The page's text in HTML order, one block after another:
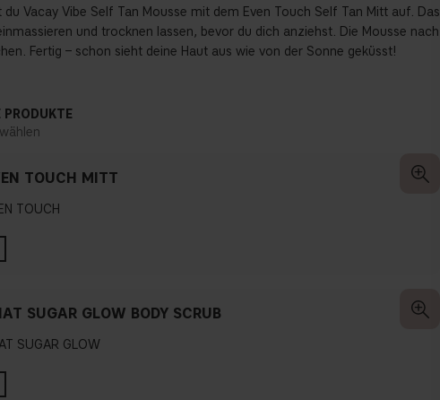
Vacay Vibe Self Tan Mousse mit dem Even Touch Self Tan Mitt auf. Das
und trocknen lassen, bevor du dich anziehst. Die Mousse nach
Fertig – schon sieht deine Haut aus wie von der Sonne geküsst!
PRODUKTE
TOUCH MITT
TOUCH
SUGAR GLOW BODY SCRUB
SUGAR GLOW